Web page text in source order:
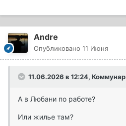
Andre
Опубликовано 11 Июня
11.06.2026 в 12:24, Коммунар
А в Любани по работе?
Или жилье там?